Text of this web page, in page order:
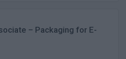
– Packaging for E-